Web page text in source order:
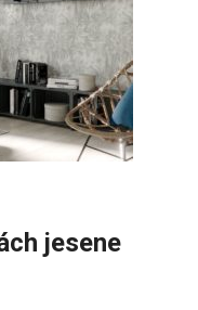
jesene